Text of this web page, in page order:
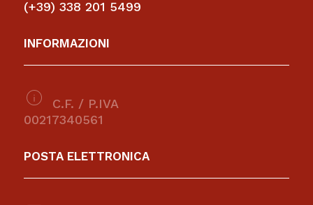
(+39) 338 201 5499
INFORMAZIONI
info
C.F. / P.IVA
00217340561
POSTA ELETTRONICA